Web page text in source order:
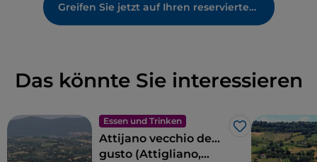
Greifen Sie jetzt auf Ihren reservierten Bereich zu
Das könnte Sie interessieren
Essen und Trinken
Like
Attijano vecchio de…
gusto (Attigliano,